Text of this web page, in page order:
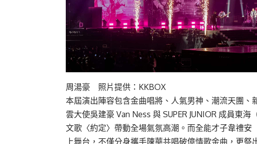
周湯豪 照片提供：KKBOX
本屆演出陣容包含金曲唱將、人氣男神、潮流天團
雲大使吳建豪 Van Ness 與 SUPER JUNIOR 成員東
文歌〈約定〉帶動全場氣氛高潮。而全能才子韋禮
上舞台，不僅分身攜手陳華共唱破億情歌金曲，更祭